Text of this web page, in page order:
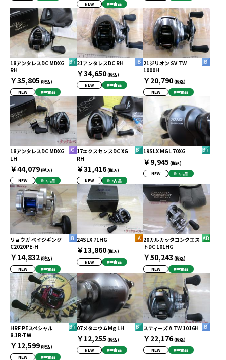
NEW
#中古品
18アンタレスDC MDXG
RH
￥35,805 (税込)
NEW
#中古品
21アンタレスDC RH
￥34,650(税込)
NEW
#中古品
21ジリオン SV TW
1000H
￥20,790(税込)
NEW
#中古品
18アンタレスDC MDXG
LH
￥44,079(税込)
NEW
#中古品
17エクスセンスDC XG
RH
￥31,416(税込)
NEW
#中古品
19SLX MGL 70XG
￥9,945 (税込)
NEW
#中古品
リョウガ ベイジギング
C2020PE-H
￥14,832(税込)
NEW
#中古品
24SLX 71HG
￥13,860(税込)
NEW
#中古品
20カルカッタコンクエス
トDC 101HG
￥50,243 (税込)
NEW
#中古品
HRF PEスペシャル
8.1R-TW
￥12,599(税込)
NEW
#中古品
07メタニウムMg LH
￥12,255 (税込)
NEW
#中古品
スティーズ A TW 1016H
￥22,176(税込)
NEW
#中古品